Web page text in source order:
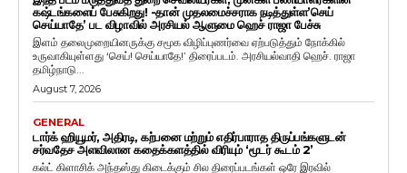
கஷ்டங்களைப் பேசுகிறது! -தான் முதலமைச்சராக நடித்துள்ள’செய்
செய்யாதே’ பட விழாவில் அரசியல் ஆளுமை ஹெச் ராஜா பேச்சு
இளம் தலைமுறையினருக்கு சமூக விழிப்புணர்வை ஏற்படுத்தும் நோக்கில்
உருவாகியுள்ளது ‘செய்! செய்யாதே!’ திரைப்படம். அரசியல்வாதி ஹெச். ராஜா
தமிழ்நாடு...
August 7, 2026
GENERAL
டார்க் ஹியூமர், அதிரடி, கற்பனை மற்றும் எதிர்பாராத திருப்பங்களுடன்
சர்வதேச அளவிலான கதைக்களத்தில் விரியும் ‘மூடர் கூடம் 2’
கல்ட் கிளாசிக் அந்தஸ்து கிடைக்கும் சில திரைப்படங்கள் ஒரே இரவில்